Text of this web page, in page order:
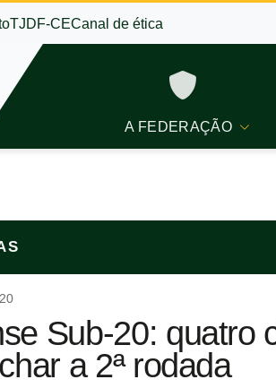
TJDF-CECanal de ética
A FEDERAÇÃO
Sub-20: quatro
a 2ª rodada